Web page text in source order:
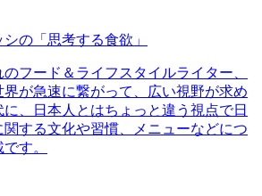
の「思考する食欲」
フード＆ライフスタイルライター、
界が急速に繋がって、広い視野が求め
に、日本人とはちょっと違う視点で日
する文化や習慣、メニューなどにつ
す。